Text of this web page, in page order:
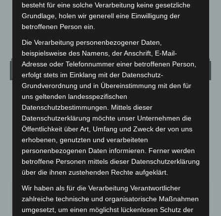
Wetter
LANGENHAGEN
Mäßig Bewölkt
16.8°C 17.7 °
°
58% 2.2m/s 34%
FR.
25°
SA.
26°
SO.
31°
MO.
35° 17°
besteht für eine solche Verarbeitung keine gesetzliche
Grundlage, holen wir generell eine Einwilligung der
betroffenen Person ein.
Die Verarbeitung personenbezogener Daten,
beispielsweise des Namens, der Anschrift, E-Mail-
Adresse oder Telefonnummer einer betroffenen Person,
erfolgt stets im Einklang mit der Datenschutz-
Grundverordnung und in Übereinstimmung mit den für
uns geltenden landesspezifischen
Datenschutzbestimmungen. Mittels dieser
Datenschutzerklärung möchte unser Unternehmen die
Öffentlichkeit über Art, Umfang und Zweck der von uns
erhobenen, genutzten und verarbeiteten
personenbezogenen Daten informieren. Ferner werden
betroffene Personen mittels dieser Datenschutzerklärung
über die ihnen zustehenden Rechte aufgeklärt.
Wir haben als für die Verarbeitung Verantwortlicher
zahlreiche technische und organisatorische Maßnahmen
umgesetzt, um einen möglichst lückenlosen Schutz der